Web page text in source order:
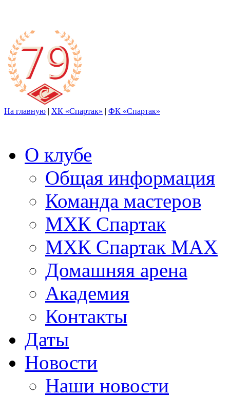
На главную | ХК «Спартак» | ФК «Спартак»
О клубе
Общая информация
Команда мастеров
МХК Спартак
МХК Спартак МАХ
Домашняя арена
Академия
Контакты
Даты
Новости
Наши новости